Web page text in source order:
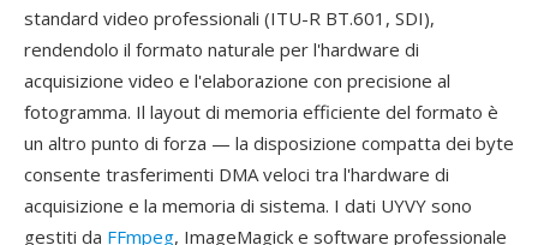
standard video professionali (ITU-R BT.601, SDI),
rendendolo il formato naturale per l'hardware di
acquisizione video e l'elaborazione con precisione al
fotogramma. Il layout di memoria efficiente del formato è
un altro punto di forza — la disposizione compatta dei byte
consente trasferimenti DMA veloci tra l'hardware di
acquisizione e la memoria di sistema. I dati UYVY sono
gestiti da FFmpeg, ImageMagick e software professionale